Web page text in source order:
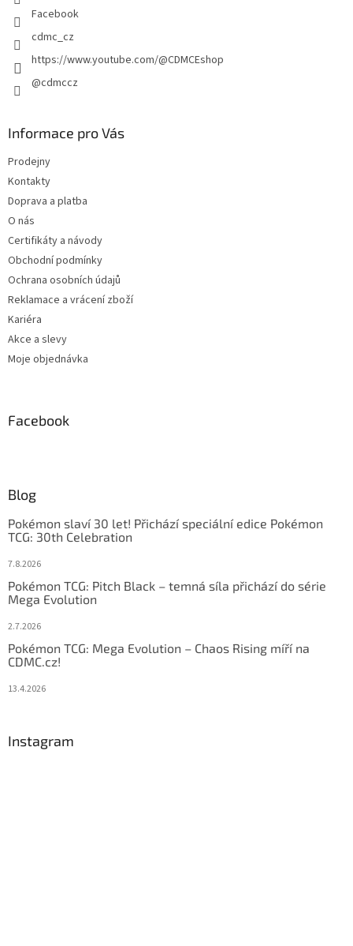
Facebook
cdmc_cz
https://www.youtube.com/@CDMCEshop
@cdmccz
Informace pro Vás
Prodejny
Kontakty
Doprava a platba
O nás
Certifikáty a návody
Obchodní podmínky
Ochrana osobních údajů
Reklamace a vrácení zboží
Kariéra
Akce a slevy
Moje objednávka
Facebook
Blog
Pokémon slaví 30 let! Přichází speciální edice Pokémon
TCG: 30th Celebration
7.8.2026
Pokémon TCG: Pitch Black – temná síla přichází do série
Mega Evolution
2.7.2026
Pokémon TCG: Mega Evolution – Chaos Rising míří na
CDMC.cz!
13.4.2026
Instagram